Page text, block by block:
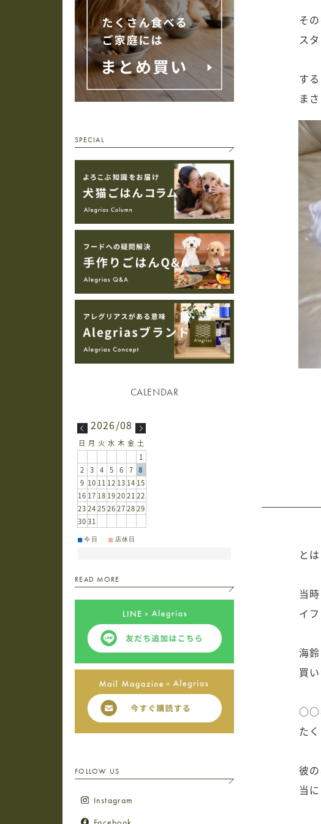
そ
ス
す
ま
と
当
イ
海
買
○○
た
彼
当
SPECIAL
2026/08
日 月 火 水 木 金 土
1
2
3 4 5 6 7 8
9 10 11 12 13 14 15
16 17 18 19 20 21 22
23 24 25 26 27 28 29
30 31
■ 今日 ■ 店休日
READ MORE
FOLLOW US
Instagram